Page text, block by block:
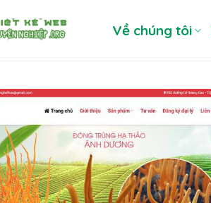
Về chúng tôi